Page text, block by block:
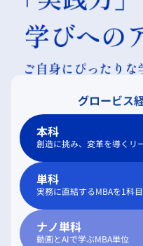
グロービス
本科
創造に挑み、変革を導くリ
単科
実務に直結するMBAを1科
ナノ単科
動画とAIで学ぶMBA単位